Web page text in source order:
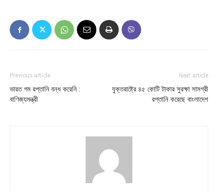
Previous article
ভারত গম রপ্তানি বন্ধ করেনি :
বাণিজ্যমন্ত্রী
Next article
যুক্তরাষ্ট্রে ৪৫ কোটি টাকার সুরক্ষা সামগ্রী
রপ্তানি করেছে বাংলাদেশ